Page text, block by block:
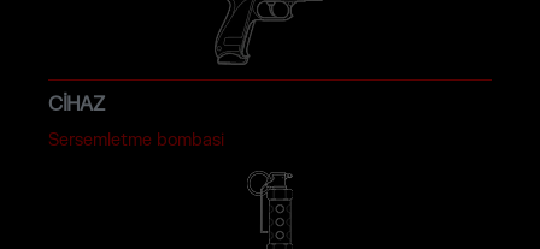
CIHAZ
Sersemletme bombasi